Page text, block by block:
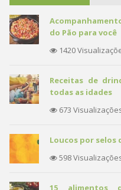
do Pão para você
1420
Receitas de
todas as idades
673
Loucos por selos
598
15 alimentos